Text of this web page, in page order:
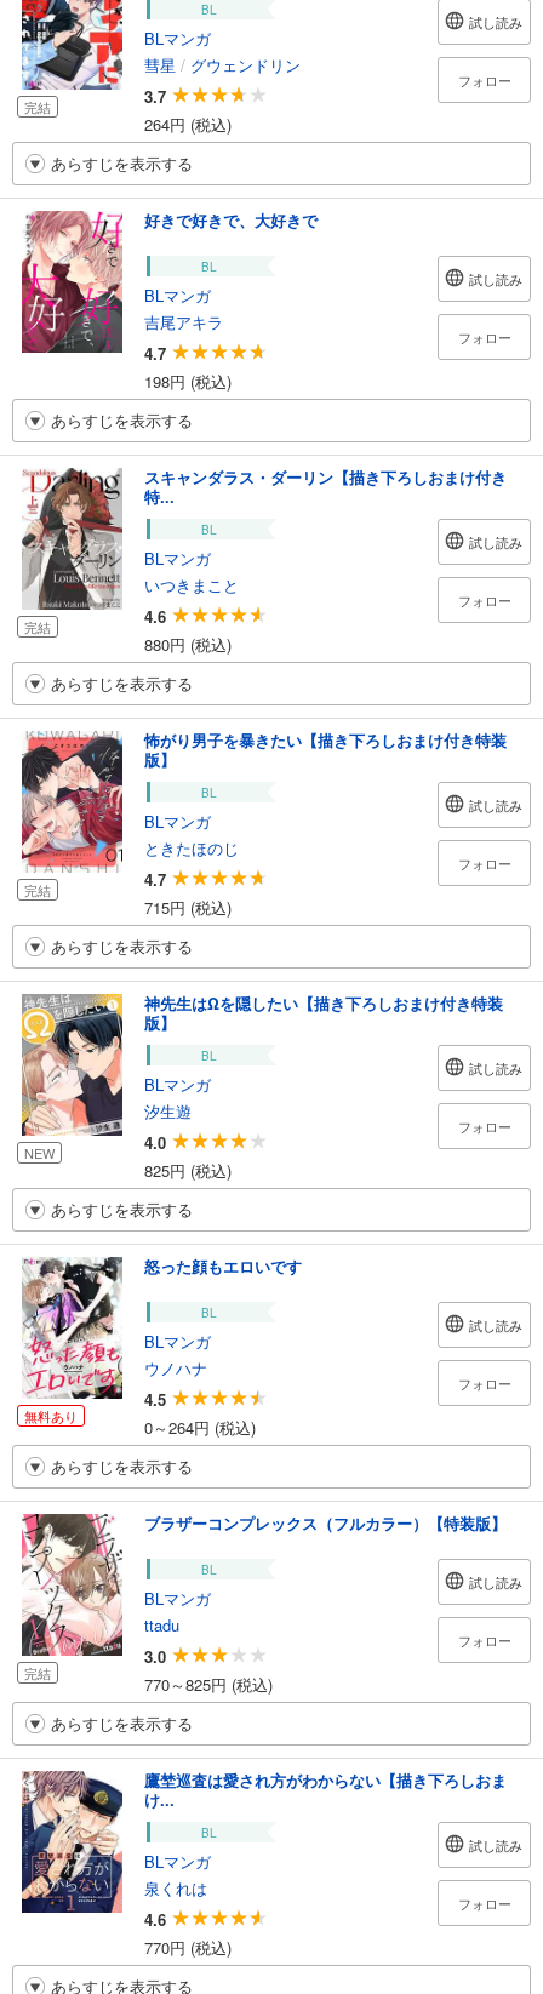
完結
BL
BLマンガ
彗星 / グウェンドリン
3.7
264円 (税込)
試し読み
フォロー
あらすじを表示する
好きで好きで、大好きで
BL
BLマンガ
吉尾アキラ
4.7
198円 (税込)
試し読み
フォロー
あらすじを表示する
完結
スキャンダラス・ダーリン【描き下ろしおまけ付き
特...
BL
BLマンガ
いつきまこと
4.6
880円 (税込)
試し読み
フォロー
あらすじを表示する
完結
怖がり男子を暴きたい【描き下ろしおまけ付き特装
版】
BL
BLマンガ
ときたほのじ
4.7
715円 (税込)
試し読み
フォロー
あらすじを表示する
NEW
神先生はΩを隠したい【描き下ろしおまけ付き特装
版】
BL
BLマンガ
汐生遊
4.0
825円 (税込)
試し読み
フォロー
あらすじを表示する
無料あり
怒った顔もエロいです
BL
BLマンガ
ウノハナ
4.5
0～264円 (税込)
試し読み
フォロー
あらすじを表示する
完結
ブラザーコンプレックス（フルカラー）【特装版】
BL
BLマンガ
ttadu
3.0
770～825円 (税込)
試し読み
フォロー
あらすじを表示する
鷹埜巡査は愛され方がわからない【描き下ろしおま
け...
BL
BLマンガ
泉くれは
4.6
770円 (税込)
試し読み
フォロー
あらすじを表示する